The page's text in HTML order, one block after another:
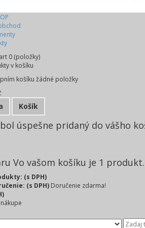
0 (položky)
v košíku
košíku žádné položky
Košík
úspešne pridaný do vášho
Vo vašom košíku je 1 produkt.
(s DPH)
(s DPH) Doručenie zdarma!